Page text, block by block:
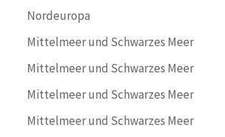
Nordeuropa
Mittelmeer und Schwarzes Meer
Mittelmeer und Schwarzes Meer
Mittelmeer und Schwarzes Meer
Mittelmeer und Schwarzes Meer